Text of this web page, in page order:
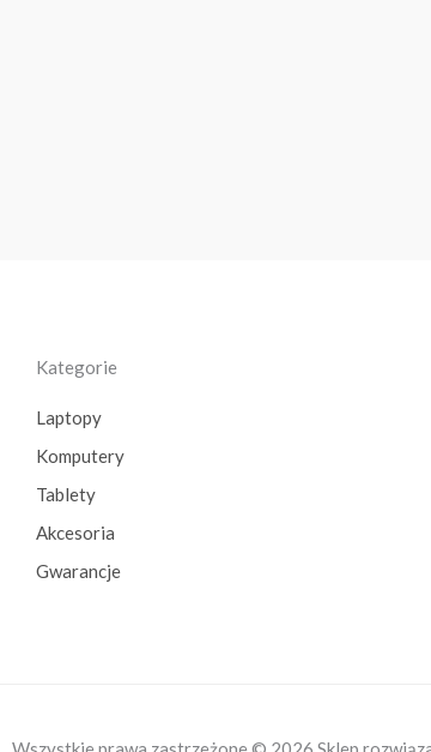
Kategorie
Laptopy
Komputery
Tablety
Akcesoria
Gwarancje